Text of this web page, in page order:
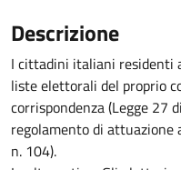
Descrizione
I cittadini italiani residenti
liste elettorali del proprio
corrispondenza (Legge 27
regolamento di attuazione
n. 104).